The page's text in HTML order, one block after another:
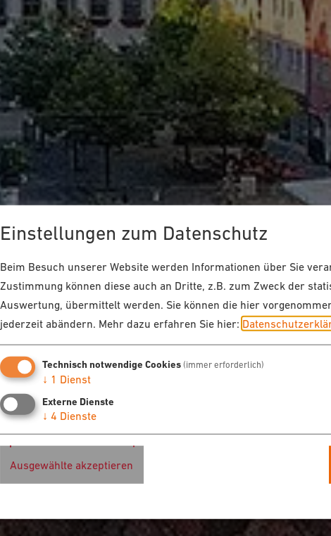
Einstellungen zum Datenschutz
Beim Besuch unserer Website werden Informationen über Sie
Zustimmung können diese auch an Dritte, z.B. zum Zweck der
Auswertung, übermittelt werden. Sie können die hier
jederzeit abändern. Mehr dazu erfahren Sie hier:
Technisch notwendige Cookies (immer erforderlich)
↓ 1 Dienst
Externe Dienste
↓ 4 Dienste
Ausgewählte akzeptieren